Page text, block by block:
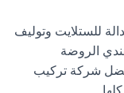
للستلايت وتوليف
الروضة
شركة تركيب